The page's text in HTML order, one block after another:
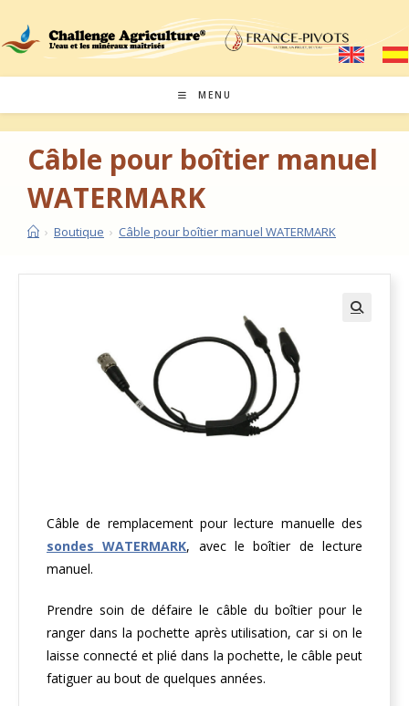
MENU
Câble pour boîtier manuel
WATERMARK
› Boutique › Câble pour boîtier manuel WATERMARK
Câble de remplacement pour lecture manuelle des
sondes WATERMARK, avec le boîtier de lecture
manuel.
Prendre soin de défaire le câble du boîtier pour le
ranger dans la pochette après utilisation, car si on le
laisse connecté et plié dans la pochette, le câble peut
fatiguer au bout de quelques années.